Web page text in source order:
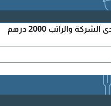
مطلوب عدد 2 كهربائية للعمل لدى الشركة والراتب 2000 درهم